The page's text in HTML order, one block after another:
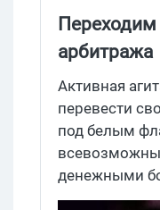
Переходим
арбитража
Активная
перевести
под белым
денежными
трендом